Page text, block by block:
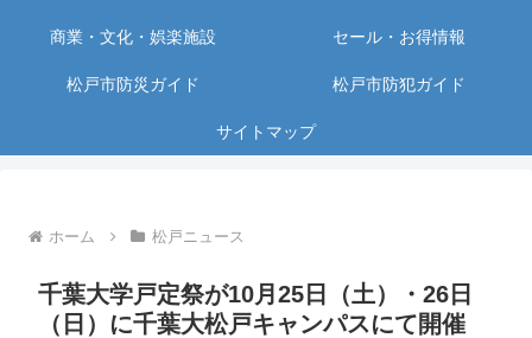
商業・文化・娯楽施設 セール・お得情報
松戸市防災ガイド 松戸市防犯ガイド
サイトマップ
ホーム 松戸ニュース
千葉大学戸定祭が10月25日（土）・26日
（日）に千葉大松戸キャンパスにて開催